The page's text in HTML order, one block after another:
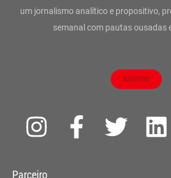
um jornalismo analítico e propositivo,
semanal com pautas ousadas
ASSINE
I
s
F
a
T
L
Parceiro